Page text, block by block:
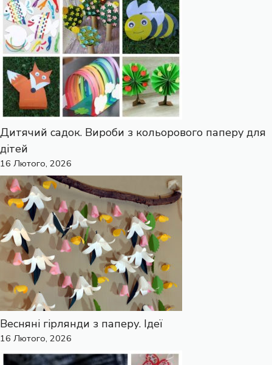
Дитячий садок. Вироби з кольорового паперу для
дітей
16 Лютого, 2026
Весняні гірлянди з паперу. Ідеї
16 Лютого, 2026